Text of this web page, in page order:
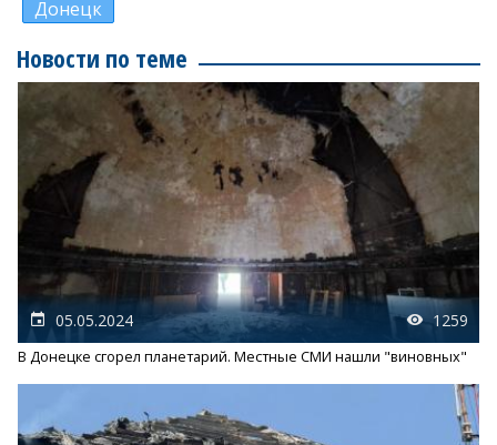
Донецк
Новости по теме
05.05.2024 1259
В Донецке сгорел планетарий. Местные СМИ нашли "виновных"